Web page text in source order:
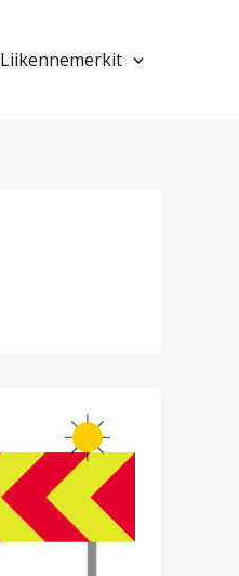
Liikennemerkit